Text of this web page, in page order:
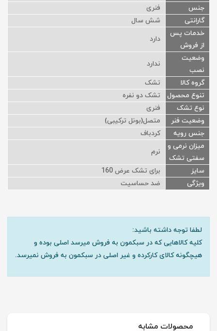
جنس
فنری
گارانتی
شش سال
خدمات پس
از فروش
دارد
وضعیت
نصب
ندارد
گروه کالا
تشک
تنوع محصول
تشک دو نفره
نوع تشک
فنری
وضعیت فنر
متصل(بونل ترکیبی)
جنس رویه
کردباف
میزان نرمی و
سفتی تشک
نرم
سایز
برای تشک عرض 160
ویژگی
ضد حساسیت
لطفا توجه داشته باشید:
کلیه کالاهایی که در سبکمون به فروش میرسد اصلی بوده و
هیچگونه کالای کارکرده و غیر اصلی در سبکمون به فروش نمیرسد.
محصولات مشابه